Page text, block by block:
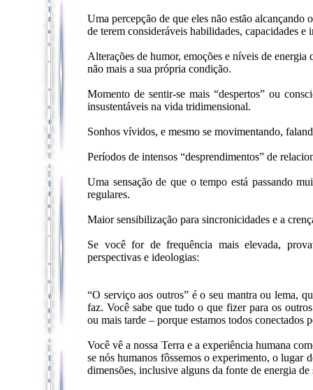
Uma percepção de que eles não estão alcançando
de terem consideráveis habilidades, capacidades e
Alterações de humor, emoções e níveis de energia
não mais a sua própria condição.
Momento de sentir-se mais “despertos” ou
insustentáveis na vida tridimensional.
Sonhos vívidos, e mesmo se movimentando,
Períodos de intensos “desprendimentos” de
Uma sensação de que o tempo está passando
regulares.
Maior sensibilização para sincronicidades e a
Se você for de frequência mais elevada,
perspectivas e ideologias:
“O serviço aos outros” é o seu mantra ou lema,
faz. Você sabe que tudo o que fizer para os
ou mais tarde – porque estamos todos conectados
Você vê a nossa Terra e a experiência humana
se nós humanos fôssemos o experimento, o lugar
dimensões, inclusive alguns da fonte de energia